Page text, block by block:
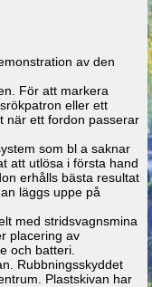
av den
För att markera
eller ett
när ett fordon passerar
som bl a saknar
att utlösa i första hand
erhålls bästa resultat
läggs uppe på
med stridsvagnsmina
placering av
och batteri.
Rubbningsskyddet
Plastskivan har